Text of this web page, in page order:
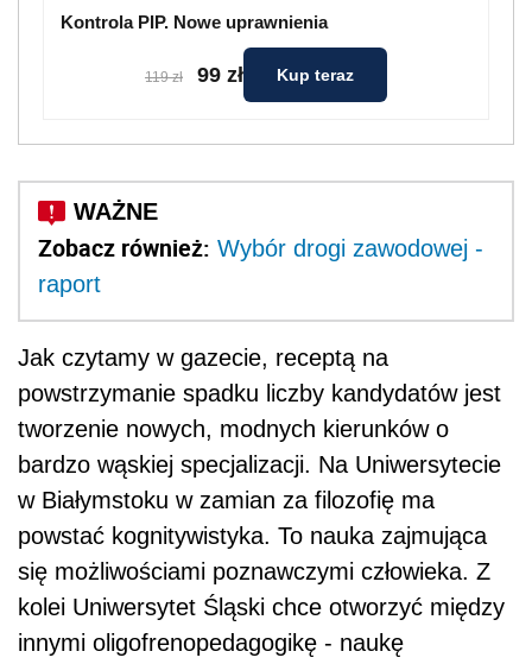
Kontrola PIP. Nowe uprawnienia
119 zł 99 zł Kup teraz
Zobacz również: Wybór drogi zawodowej -
raport
Jak czytamy w gazecie, receptą na
powstrzymanie spadku liczby kandydatów jest
tworzenie nowych, modnych kierunków o
bardzo wąskiej specjalizacji. Na Uniwersytecie
w Białymstoku w zamian za filozofię ma
powstać kognitywistyka. To nauka zajmująca
się możliwościami poznawczymi człowieka. Z
kolei Uniwersytet Śląski chce otworzyć między
innymi oligofrenopedagogikę - naukę